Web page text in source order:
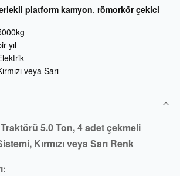
platform kamyon, römorkör çekici
yıl
veya Sarı
5.0 Ton, 4 adetçekmeli
Kırmızı veya Sarı Renk